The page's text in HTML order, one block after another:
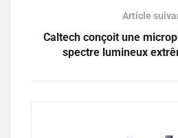
Article
Caltech conçoit une
spectre lumineux